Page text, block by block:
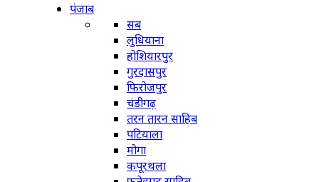
पंजाब
सब
लुधियाना
होशियारपुर
गुरदासपुर
फिरोजपुर
चंडीगढ़
तरन तारन साहिब
पटियाला
मोगा
कपूरथला